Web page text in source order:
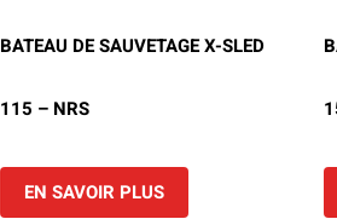
Camions en inventaire usagés
BATEAU DE SAUVETAGE X-SLED
115 – NRS
EN SAVOIR PLUS